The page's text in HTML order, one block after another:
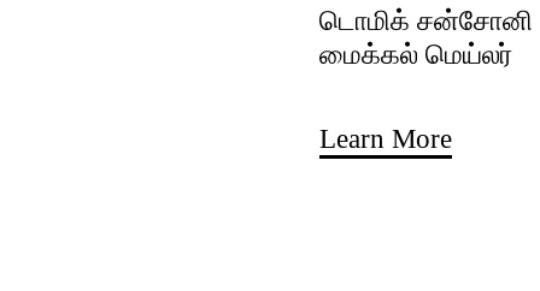
டொமிக் சன்சோனி
மைக்கல் மெய்லர்
Learn More